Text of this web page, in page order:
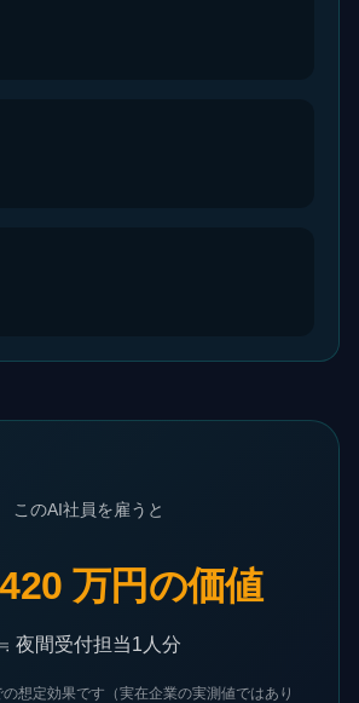
このAI社員を雇うと
万円の価値
夜間受付担当1人分
想定効果です（実在企業の実測値ではあり